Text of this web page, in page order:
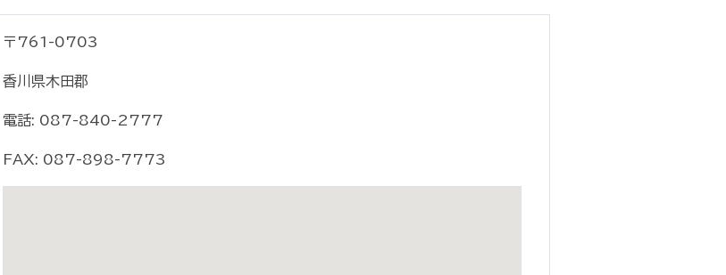
〒761-0703
香川県木田郡
電話: 087-840-2777
FAX: 087-898-7773